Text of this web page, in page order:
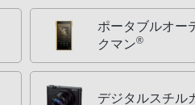
ポータブルオー
クマン®
デジタルスチル